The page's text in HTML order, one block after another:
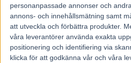
personanpassade annonser och
annons- och innehållsmätning samt
att utveckla och förbättra produkter.
våra leverantörer använda exakta
positionering och identifiering via
klicka för att godkänna vår och våra
förste svensk någonsin världens
prestigefyllda travlopp, Prix
En storartad kuskstyrning låg
Kanal 75